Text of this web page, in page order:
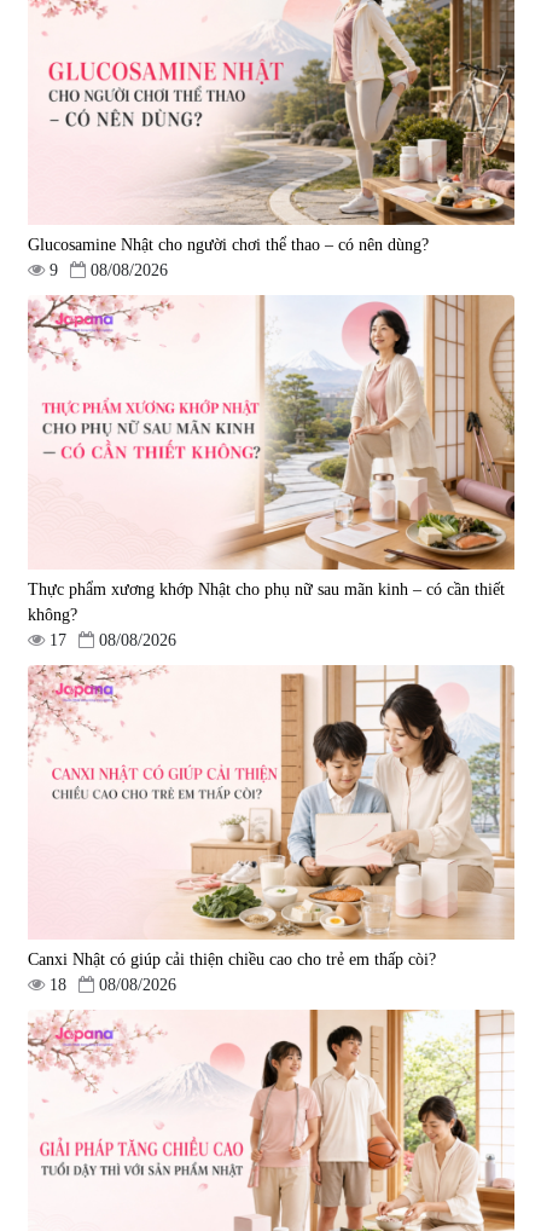
Viên uống bổ não Ribeto Shoji
|57.920
1.450.000 đ
Viên nang uống cải thiện thị lực,
trí nhớ DHA + EPA + Flaxseed
Oil 30 viên/gói - Date 02/2027
|52.346
225.000 đ
Tẩy tế bào chết Nichiei Bussan
Nano NMN+ Peeling Gel
|0
1.490.000 đ
Viên uống hỗ trợ bền thành
mạch, ngừa tai biến Elastin Plus
& Nattokinase Hokoen 80 viên
0
980.000 đ
Viên uống bổ gan Ribeto Shoji
Hepaclean 60 viên
690.000 đ
Viên uống hỗ trợ cải thiện thoát
vị đĩa đệm Kyoto Has 30 viên
|14.560
1.600.000 đ
Viên uống hỗ trợ giấc ngủ Fujina
Sleepy Nhật Bản 80 viên
580.000 đ
điều trị đột quỵ Biken Kinase
Gold 60 viên
0
1.570.000 đ
Glucosamine Nhật cho người chơi thể thao – có nên dùng?
9
08/08/2026
Thực phẩm xương khớp Nhật cho phụ nữ sau mãn kinh – có cần thiết
không?
17
08/08/2026
Canxi Nhật có giúp cải thiện chiều cao cho trẻ em thấp còi?
18
08/08/2026